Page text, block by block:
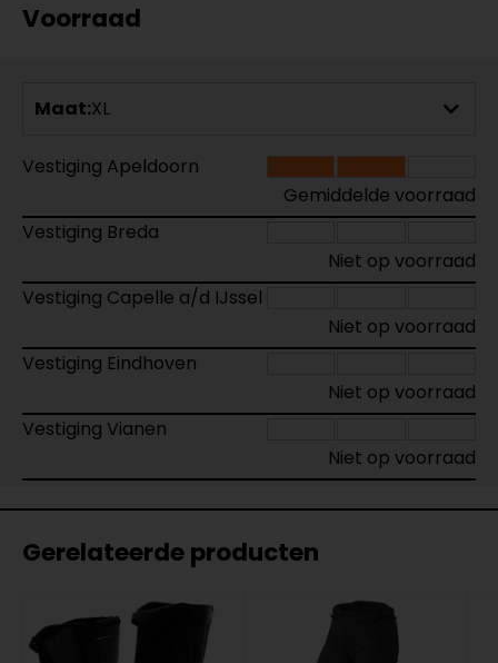
Voorraad
Maat:XL
Vestiging Apeldoorn
Gemiddelde voorraad
Vestiging Breda
Niet op voorraad
Vestiging Capelle a/d IJssel
Niet op voorraad
Vestiging Eindhoven
Niet op voorraad
Vestiging Vianen
Niet op voorraad
Gerelateerde producten